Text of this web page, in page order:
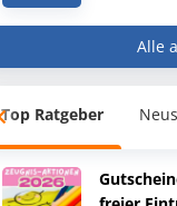
Alle
Top Ratgeber